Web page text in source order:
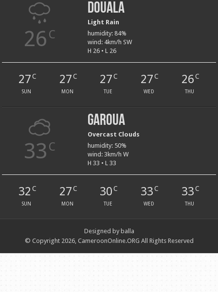
26 C
Douala
Light Rain
humidity: 84%
wind: 4km/h SW
H 26 • L 26
27C
SUN
27C
MON
27 C
TUE
27 C
WED
26C
THU
33 C
Garoua
Overcast Clouds
humidity: 50%
wind: 3km/h W
H 33 • L 33
32 C
SUN
27C
MON
30 C
TUE
33 C
WED
33C
THU
Designed by balla
© Copyright 2026, CameroonOnline.ORG All Rights Reserved